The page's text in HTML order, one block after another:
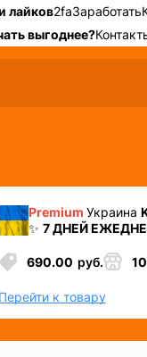
лайков2faЗаработать
выгоднее?
Premium Украина
✨ 7 ДНЕЙ
Token EAAB
работы в долгую
690.00 руб.
Перейти к товару